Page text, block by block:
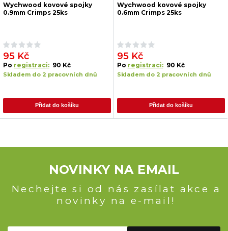
Wychwood kovové spojky
0.9mm Crimps 25ks
95 Kč
Po registraci: 90 Kč
Skladem do 2 pracovních dnů
Přidat do košíku
Wychwood kovové spojky
0.6mm Crimps 25ks
95 Kč
Po registraci: 90 Kč
Skladem do 2 pracovních dnů
Přidat do košíku
NOVINKY NA EMAIL
Nechejte si od nás zasílat akce a
novinky na e-mail!